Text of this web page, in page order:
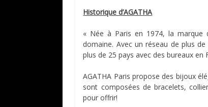
Historique d’AGATHA
« Née à Paris en 1974, la marque
domaine. Avec un réseau de plus
plus de 25 pays avec des bureaux en
AGATHA Paris propose des bijoux
sont composées de bracelets,
pour offrir!